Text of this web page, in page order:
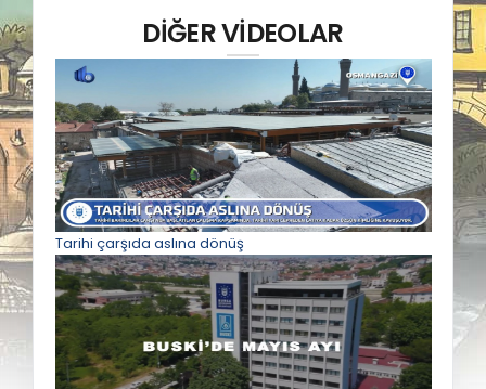
DİĞER VİDEOLAR
Tarihi çarşıda aslına dönüş